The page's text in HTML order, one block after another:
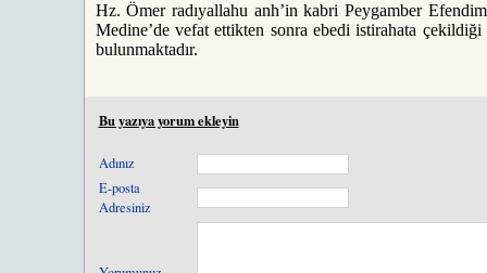
Hz. Ömer radıyallahu anh’in kabri Peygamber
Medine’de vefat ettikten sonra ebedi istirahata çekildiği
bulunmaktadır.
Bu yazıya yorum ekleyin
Adınız
E-posta
Adresiniz